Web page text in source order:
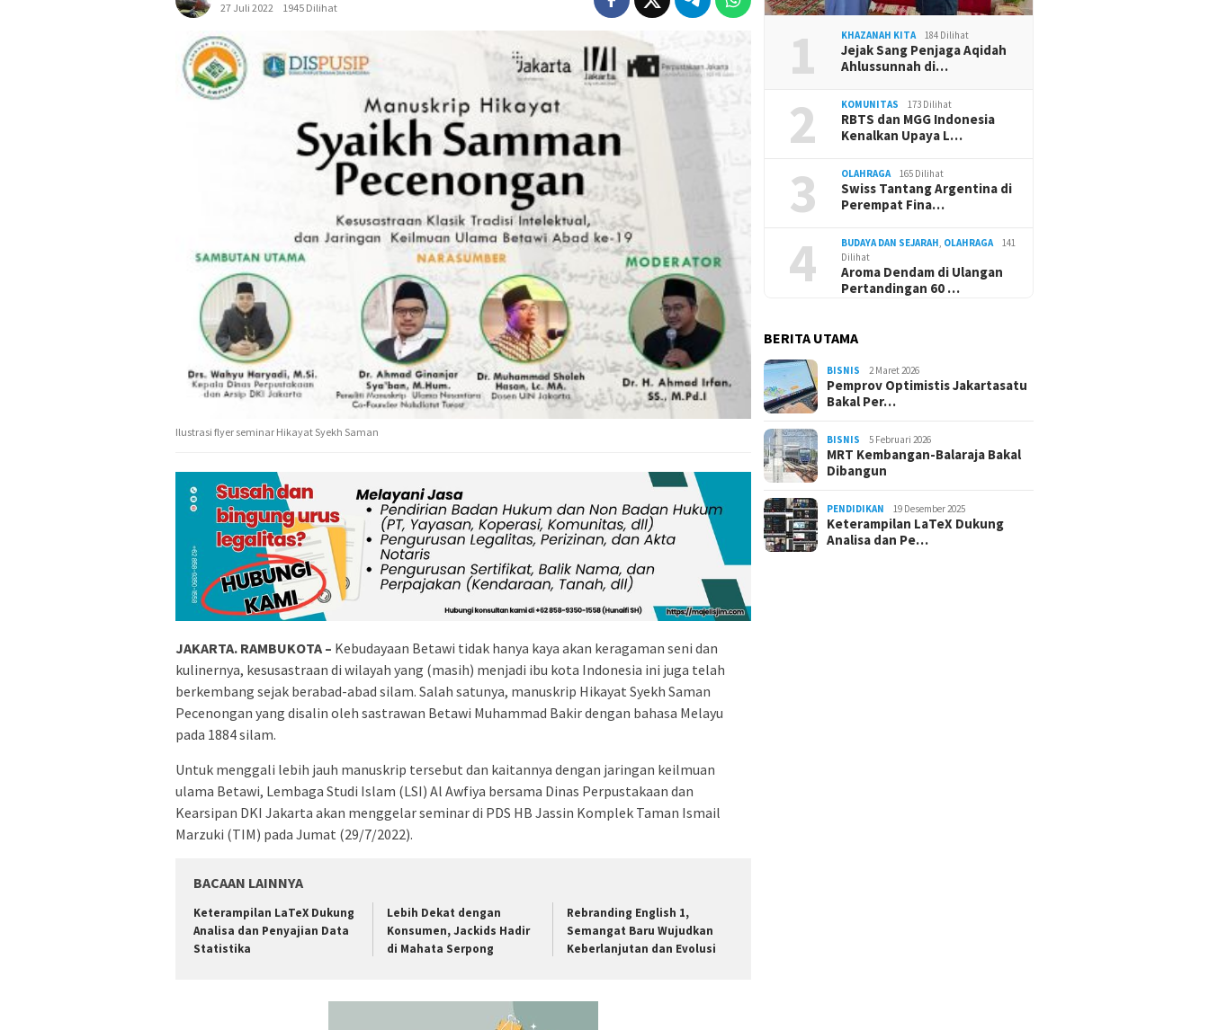
27 Juli 2022
1945 Dilihat
Ilustrasi flyer seminar Hikayat Syekh Saman
JAKARTA. RAMBUKOTA – Kebudayaan Betawi tidak hanya kaya akan keragaman seni dan
kulinernya, kesusastraan di wilayah yang (masih) menjadi ibu kota Indonesia ini juga telah
berkembang sejak berabad-abad silam. Salah satunya, manuskrip Hikayat Syekh Saman
Pecenongan yang disalin oleh sastrawan Betawi Muhammad Bakir dengan bahasa Melayu
pada 1884 silam.
Untuk menggali lebih jauh manuskrip tersebut dan kaitannya dengan jaringan keilmuan
ulama Betawi, Lembaga Studi Islam (LSI) Al Awfiya bersama Dinas Perpustakaan dan
Kearsipan DKI Jakarta akan menggelar seminar di PDS HB Jassin Komplek Taman Ismail
Marzuki (TIM) pada Jumat (29/7/2022).
BACAAN LAINNYA
Keterampilan LaTeX Dukung
Analisa dan Penyajian Data
Statistika
Lebih Dekat dengan
Konsumen, Jackids Hadir
di Mahata Serpong
Rebranding English 1,
Semangat Baru Wujudkan
Keberlanjutan dan Evolusi
1 KHAZANAH KITA 184 Dilihat
Jejak Sang Penjaga Aqidah
Ahlussunnah di…
2 KOMUNITAS 173 Dilihat
RBTS dan MGG Indonesia
Kenalkan Upaya L…
3 OLAHRAGA 165 Dilihat
Swiss Tantang Argentina di
Perempat Fina…
4 BUDAYA DAN SEJARAH OLAHRAGA
141
Dilihat
Aroma Dendam di Ulangan
Pertandingan 60 …
BERITA UTAMA
BISNIS 2 Maret 2026
Pemprov Optimistis Jakartasatu
Bakal Per…
BISNIS 5 Februari 2026
MRT Kembangan-Balaraja Bakal
Dibangun
PENDIDIKAN 19 Desember 2025
Keterampilan LaTeX Dukung
Analisa dan Pe…